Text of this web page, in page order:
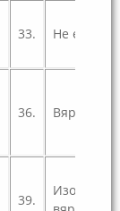
33. Не е вярно
36. Вярно
39.
Изобщо